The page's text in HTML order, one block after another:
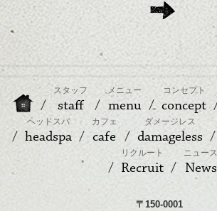
スタッフ
staff
メニュー
menu
コンセプト
concept
ヘッドスパ
headspa
カフェ
cafe
ダメージレス
damageless
リクルート
Recruit
ニュース
News
〒150-0001